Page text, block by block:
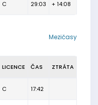
C 29:03 + 14:08
Mezičasy
LICENCE ČAS ZTRÁTA
C 17:42